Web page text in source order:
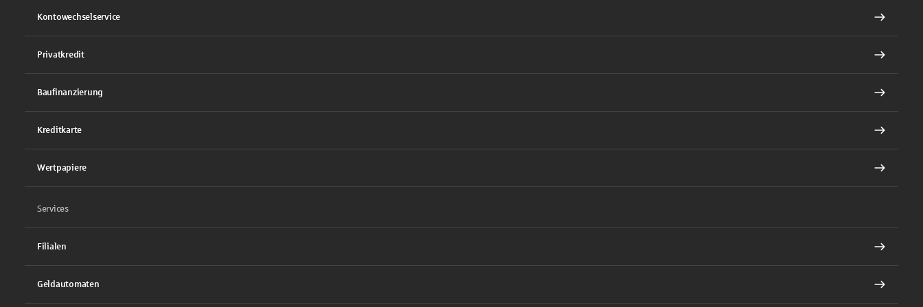
Kontowechselservice
Privatkredit
Baufinanzierung
Kreditkarte
Wertpapiere
Services
Filialen
Geldautomaten